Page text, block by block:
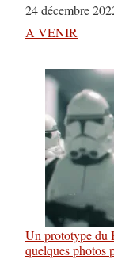
Date
24 décembre
Par rapport à
A VENIR
Un prototype du
quelques photos